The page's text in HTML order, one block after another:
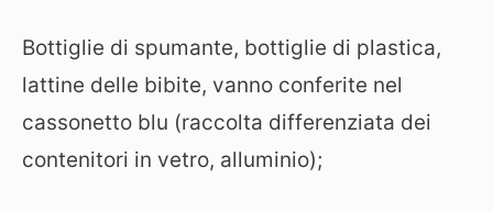
Bottiglie di spumante, bottiglie di plastica,
lattine delle bibite, vanno conferite nel
cassonetto blu (raccolta differenziata dei
contenitori in vetro, alluminio);